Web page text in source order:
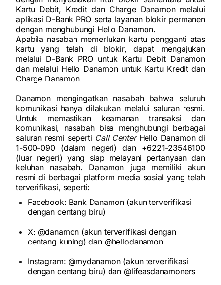
Kartu Debit, Kredit dan Charge Danamon melalui
aplikasi D-Bank PRO serta layanan blokir permanen
dengan menghubungi Hello Danamon.
Apabila nasabah memerlukan kartu pengganti atas
kartu yang telah di blokir, dapat mengajukan
melalui D-Bank PRO untuk Kartu Debit Danamon
dan melalui Hello Danamon untuk Kartu Kredit dan
Charge Danamon.
Danamon mengingatkan nasabah bahwa seluruh
komunikasi hanya dilakukan melalui saluran resmi.
Untuk memastikan keamanan transaksi dan
komunikasi, nasabah bisa menghubungi berbagai
saluran resmi seperti Call CenterHello Danamon di
1-500-090 (dalam negeri) dan +6221-23546100
(luar negeri) yang siap melayani pertanyaan dan
keluhan nasabah. Danamon juga memiliki akun
resmi di berbagai platform media sosial yang telah
terverifikasi, seperti:
Facebook: Bank Danamon (akun terverifikasi
dengan centang biru)
X: @danamon (akun terverifikasi dengan
centang kuning) dan @hellodanamon
Instagram: @mydanamon (akun terverifikasi
dengan centang biru) dan @lifeasdanamoners